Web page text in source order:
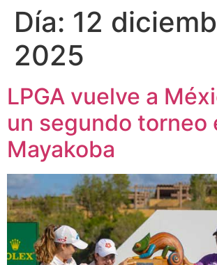
Día: 12
2025
LPGA vuelve a
un segundo torneo
Mayakoba